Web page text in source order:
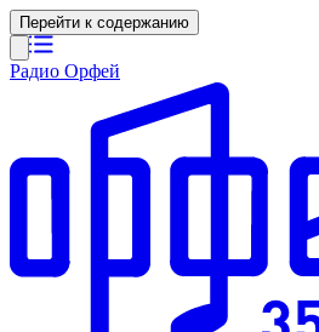
Перейти к содержанию
Радио Орфей